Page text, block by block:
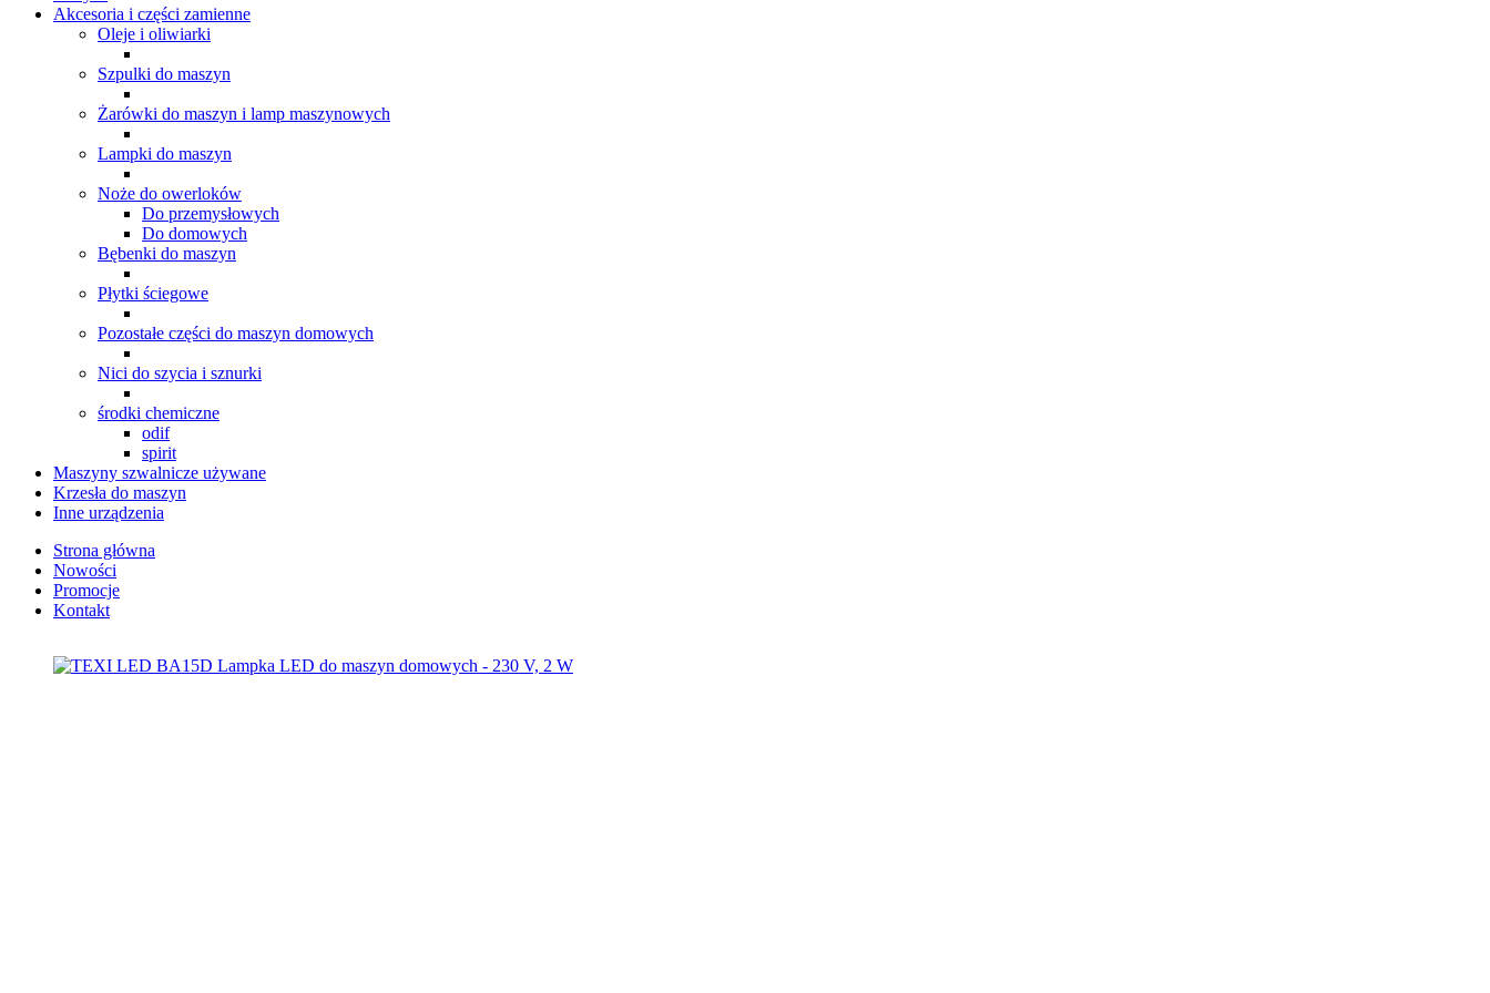
Akcesoria i części zamienne
Oleje i oliwiarki
Szpulki do maszyn
Żarówki do maszyn i lamp maszynowych
Lampki do maszyn
Noże do owerloków
Do przemysłowych
Do domowych
Bębenki do maszyn
Płytki ściegowe
Pozostałe części do maszyn domowych
Nici do szycia i sznurki
środki chemiczne
odif
spirit
Maszyny szwalnicze używane
Krzesła do maszyn
Inne urządzenia
Strona główna
Nowości
Promocje
Kontakt